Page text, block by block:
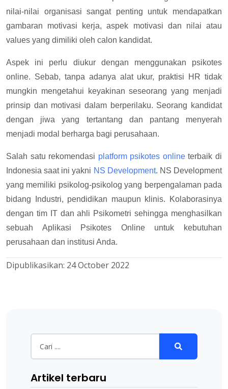
nilai-nilai organisasi sangat penting untuk mendapatkan
gambaran motivasi kerja, aspek motivasi dan nilai atau
values yang dimiliki oleh calon kandidat.
Aspek ini perlu diukur dengan menggunakan psikotes
online. Sebab, tanpa adanya alat ukur, praktisi HR tidak
mungkin mengetahui keyakinan seseorang yang menjadi
prinsip dan motivasi dalam berperilaku. Seorang kandidat
dengan jiwa yang tertantang dan pantang menyerah
menjadi modal berharga bagi perusahaan.
Salah satu rekomendasi platform psikotes onlineterbaik di
Indonesia saat ini yakni NS Development. NS Development
yang memiliki psikolog-psikolog yang berpengalaman pada
bidang Industri, pendidikan maupun klinis. Kolaborasinya
dengan tim IT dan ahli Psikometri sehingga menghasilkan
sebuah Aplikasi Psikotes Online untuk kebutuhan
perusahaan dan institusi Anda.
Dipublikasikan: 24 October 2022
Artikel terbaru